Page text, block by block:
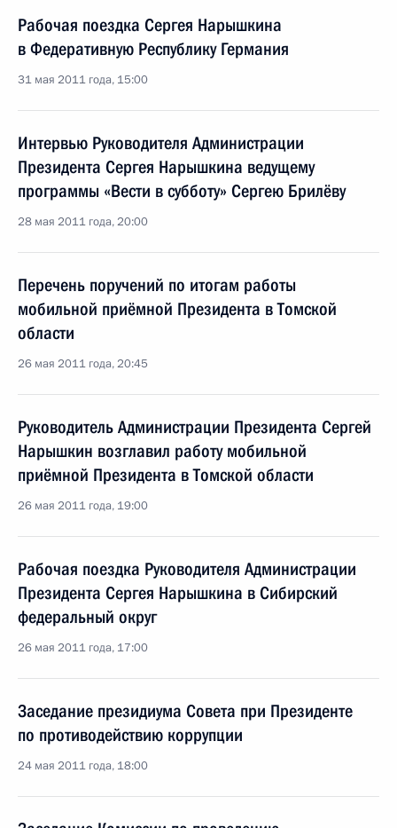
Рабочая поездка Сергея Нарышкина
в Федеративную Республику Германия
31 мая 2011 года, 15:00
Интервью Руководителя Администрации
Президента Сергея Нарышкина ведущему
программы «Вести в субботу» Сергею Брилёву
28 мая 2011 года, 20:00
Перечень поручений по итогам работы
мобильной приёмной Президента в Томской
области
26 мая 2011 года, 20:45
Руководитель Администрации Президента Сергей
Нарышкин возглавил работу мобильной
приёмной Президента в Томской области
26 мая 2011 года, 19:00
Рабочая поездка Руководителя Администрации
Президента Сергея Нарышкина в Сибирский
федеральный округ
26 мая 2011 года, 17:00
Заседание президиума Совета при Президенте
по противодействию коррупции
24 мая 2011 года, 18:00